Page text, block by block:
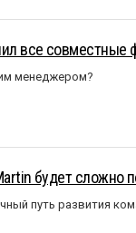
все совместные
менеджером?
будет сложно
путь развития